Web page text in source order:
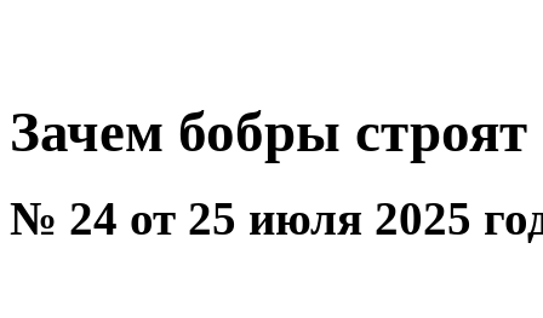
Зачем бобры
№ 24 от 25 июля 2025